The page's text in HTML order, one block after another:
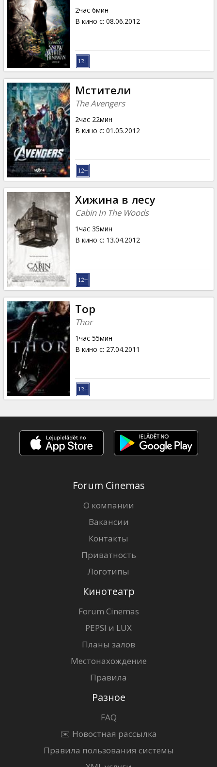
2час 6мин
В кино с: 08.06.2012
Мстители
The Avengers
2час 22мин
В кино с: 01.05.2012
Хижина в лесу
Cabin In The Woods
1час 35мин
В кино с: 13.04.2012
Тор
Thor
1час 55мин
В кино с: 27.04.2011
Forum Cinemas
О компании
Вакансии
Контакты
Приватность
Логотипы
Кинотеатр
Forum Cinemas
PEPSI и LUX
Планы залов
Местонахождение
Правила
Разное
FAQ
✉️ Новостная рассылка
Правила пользования системы